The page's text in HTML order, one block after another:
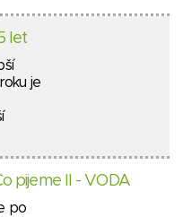
let
je
pijeme II - VODA
po